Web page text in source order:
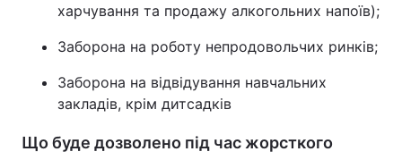
харчування та продажу алкогольних напоїв);
Заборона на роботу непродовольчих ринків;
Заборона на відвідування навчальних
закладів, крім дитсадків
Що буде дозволено під час жорсткого